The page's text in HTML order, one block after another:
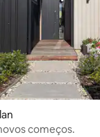
de 5, 60
começos.